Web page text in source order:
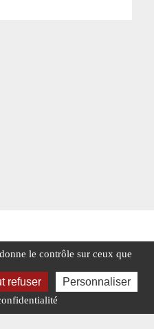
le contrôle sur ceux que
refuser Personnaliser